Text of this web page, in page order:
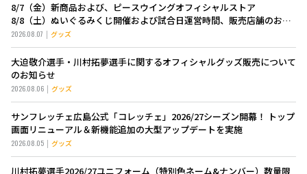
8/7（金）新商品および、ピースウイングオフィシャルストア
8/8（土）ぬいぐるみくじ開催および試合日運営時間、販売店舗のお知
らせ
2026.08.07 グッズ
大迫敬介選手・川村拓夢選手に関するオフィシャルグッズ販売について
のお知らせ
2026.08.06 グッズ
サンフレッチェ広島公式「コレッチェ」2026/27シーズン開幕！ トップ
画面リニューアル＆新機能追加の大型アップデートを実施
2026.08.05 グッズ
川村拓夢選手2026/27ユニフォーム（特別色ネーム&ナンバー）数量限